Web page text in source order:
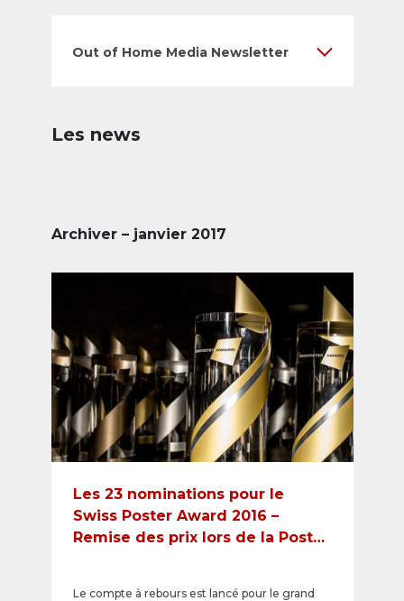
Out of Home Media Newsletter
Les news
Archiver – janvier 2017
Les 23 nominations pour le
Swiss Poster Award 2016 –
Remise des prix lors de la Poster
Le compte à rebours est lancé pour le grand